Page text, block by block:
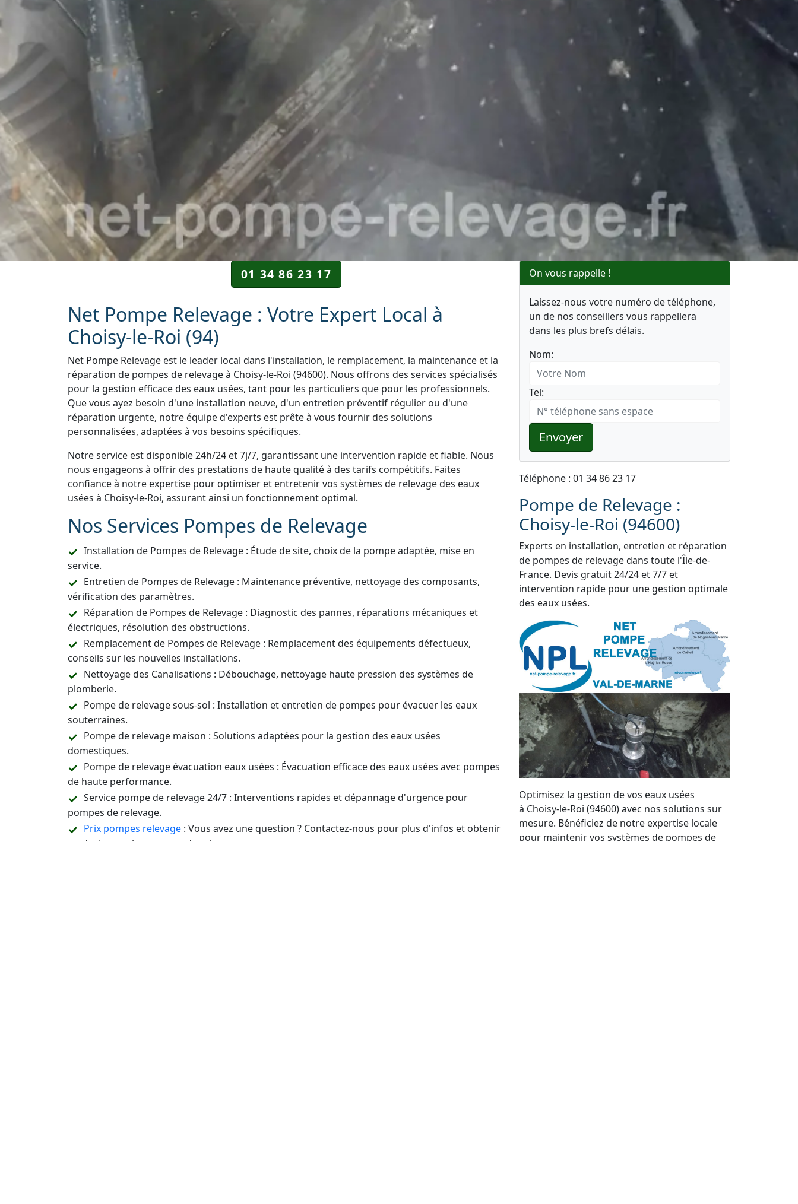
01 34 86 23 17
Net Pompe Relevage : Votre Expert Local à
Choisy-le-Roi (94)
Net Pompe Relevage est le leader local dans l'installation, le remplacement, la maintenance et la
réparation de pompes de relevage à Choisy-le-Roi (94600). Nous offrons des services spécialisés
pour la gestion efficace des eaux usées, tant pour les particuliers que pour les professionnels.
Que vous ayez besoin d'une installation neuve, d'un entretien préventif régulier ou d'une
réparation urgente, notre équipe d'experts est prête à vous fournir des solutions
personnalisées, adaptées à vos besoins spécifiques.
Notre service est disponible 24h/24 et 7j/7, garantissant une intervention rapide et fiable. Nous
nous engageons à offrir des prestations de haute qualité à des tarifs compétitifs. Faites
confiance à notre expertise pour optimiser et entretenir vos systèmes de relevage des eaux
usées à Choisy-le-Roi, assurant ainsi un fonctionnement optimal.
Nos Services Pompes de Relevage
Installation de Pompes de Relevage : Étude de site, choix de la pompe adaptée, mise en
service.
Entretien de Pompes de Relevage : Maintenance préventive, nettoyage des composants,
vérification des paramètres.
Réparation de Pompes de Relevage : Diagnostic des pannes, réparations mécaniques et
électriques, résolution des obstructions.
Remplacement de Pompes de Relevage : Remplacement des équipements défectueux,
conseils sur les nouvelles installations.
Nettoyage des Canalisations : Débouchage, nettoyage haute pression des systèmes de
plomberie.
Pompe de relevage sous-sol : Installation et entretien de pompes pour évacuer les eaux
souterraines.
Pompe de relevage maison : Solutions adaptées pour la gestion des eaux usées
domestiques.
Pompe de relevage évacuation eaux usées : Évacuation efficace des eaux usées avec pompes
de haute performance.
Service pompe de relevage 24/7 : Interventions rapides et dépannage d'urgence pour
pompes de relevage.
Prix pompes relevage : Vous avez une question ? Contactez-nous pour plus d'infos et obtenir
un devis pour les pompes de relevage.
On vous rappelle !
Laissez-nous votre numéro de téléphone,
un de nos conseillers vous rappellera
dans les plus brefs délais.
Nom:
Tel:
Envoyer
Téléphone : 01 34 86 23 17
Pompe de Relevage :
Choisy-le-Roi (94600)
Experts en installation, entretien et réparation
de pompes de relevage dans toute l'Île-de-
France. Devis gratuit 24/24 et 7/7 et
intervention rapide pour une gestion optimale
des eaux usées.
Optimisez la gestion de vos eaux usées
à Choisy-le-Roi (94600) avec nos solutions sur
mesure. Bénéficiez de notre expertise locale
pour maintenir vos systèmes de pompes de